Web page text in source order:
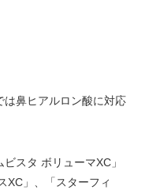
鼻ヒアルロン酸に対応
スタ ボリューマXC」
XC」、「スターフィ